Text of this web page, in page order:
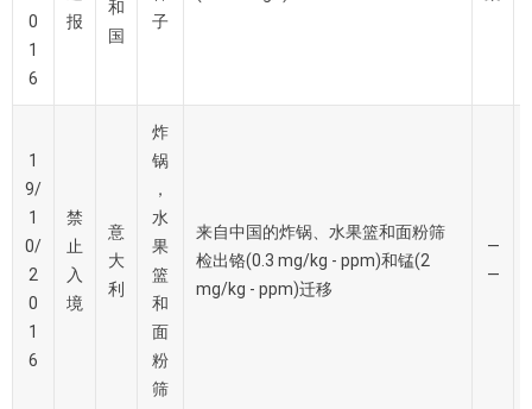
0
1
6
报
和
国
子
1
9/
1
0/
2
0
1
6
禁
止
入
境
意
大
利
炸
锅
，
水
果
篮
和
面
粉
筛
来自中国的炸锅、水果篮和面粉筛
检出铬(0.3 mg/kg - ppm)和锰(2
mg/kg - ppm)迁移
—
—